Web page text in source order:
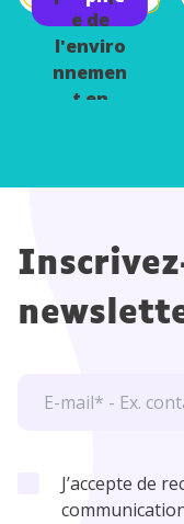
e de
l'enviro
nnemen
t en
J’accepte de